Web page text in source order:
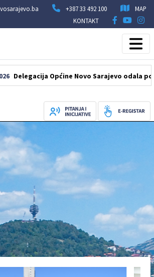
+387 33 492 100
MAP
KONTAKT
Općine Novo Sarajevo odala počast